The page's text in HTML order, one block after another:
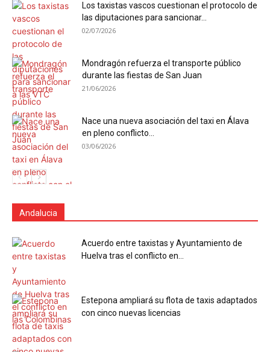
Los taxistas vascos cuestionan el protocolo de
las diputaciones para sancionar...
02/07/2026
Mondragón refuerza el transporte público
durante las fiestas de San Juan
21/06/2026
Nace una nueva asociación del taxi en Álava
en pleno conflicto...
03/06/2026
Andalucia
Acuerdo entre taxistas y Ayuntamiento de
Huelva tras el conflicto en...
Estepona ampliará su flota de taxis adaptados
con cinco nuevas licencias